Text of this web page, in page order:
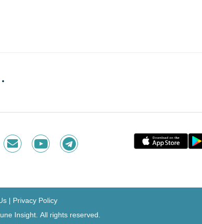
| Privacy Policy
Insight. All rights reserved.